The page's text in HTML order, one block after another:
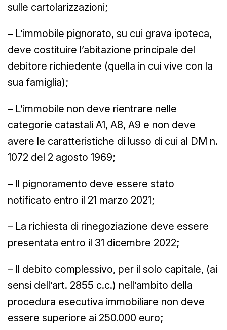
sulle cartolarizzazioni;
– L’immobile pignorato, su cui grava ipoteca,
deve costituire l’abitazione principale del
debitore richiedente (quella in cui vive con la
sua famiglia);
– L’immobile non deve rientrare nelle
categorie catastali A1, A8, A9 e non deve
avere le caratteristiche di lusso di cui al DM n.
1072 del 2 agosto 1969;
– Il pignoramento deve essere stato
notificato entro il 21 marzo 2021;
– La richiesta di rinegoziazione deve essere
presentata entro il 31 dicembre 2022;
– Il debito complessivo, per il solo capitale, (ai
sensi dell’art. 2855 c.c.) nell’ambito della
procedura esecutiva immobiliare non deve
essere superiore ai 250.000 euro;